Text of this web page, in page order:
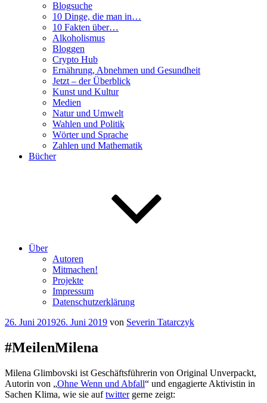
Blogsuche
10 Dinge, die man in…
10 Fakten über…
Alkoholismus
Bloggen
Crypto Hub
Ernährung, Abnehmen und Gesundheit
Jetzt – der Überblick
Kunst und Kultur
Medien
Natur und Umwelt
Wahlen und Politik
Wörter und Sprache
Zahlen und Mathematik
Bücher
Über
Autoren
Mitmachen!
Projekte
Impressum
Datenschutzerklärung
Veröffentlicht
26. Juni 201926. Juni 2019 von Severin Tatarczyk
#MeilenMilena
Milena Glimbovski ist Geschäftsführerin von Original Unverpackt,
Autorin von „Ohne Wenn und Abfall“ und engagierte Aktivistin in
Sachen Klima, wie sie auftwittergerne zeigt: